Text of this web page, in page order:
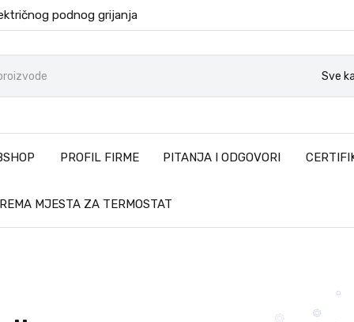
podnog grijanja
Sve
PROFIL FIRME PITANJA I ODGOVORI
MJESTA ZA TERMOSTAT